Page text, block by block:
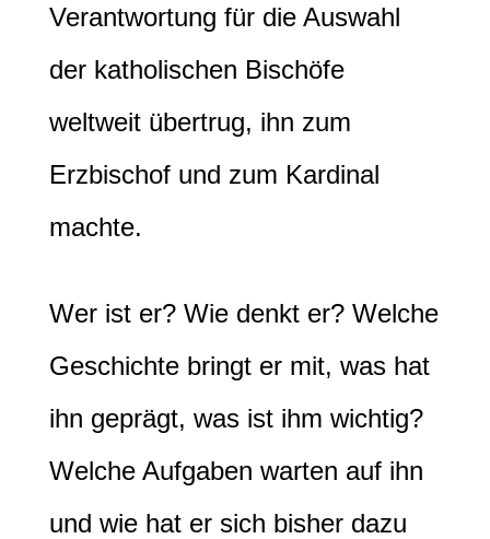
Verantwortung für die Auswahl
der katholischen Bischöfe
weltweit übertrug, ihn zum
Erzbischof und zum Kardinal
machte.
Wer ist er? Wie denkt er? Welche
Geschichte bringt er mit, was hat
ihn geprägt, was ist ihm wichtig?
Welche Aufgaben warten auf ihn
und wie hat er sich bisher dazu